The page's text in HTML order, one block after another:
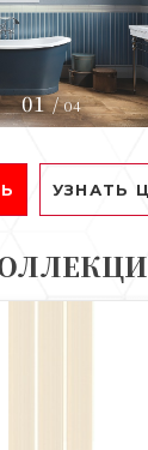
01 / 04
УЗНАТЬ